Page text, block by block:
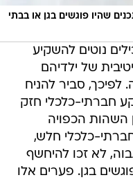
שהיו פוגשים בגן או בבתי
נוטים להשקיע
של ילדיהם
לפיכך, סביר להניח
חברתי-כלכלי חזק
השהות הכפויה
כלכלי חלש,
לא זכו להיחשף
בגן. פערים אלו